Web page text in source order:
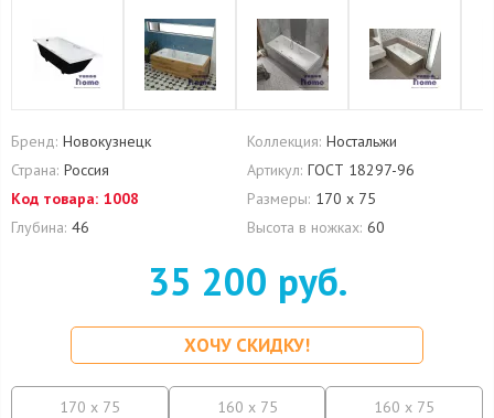
Бренд: Новокузнецк Коллекция: Ностальжи
Страна: Россия Артикул: ГОСТ 18297-96
Код товара: 1008 Размеры: 170 х 75
Глубина: 46 Высота в ножках: 60
35 200 руб.
ХОЧУ СКИДКУ!
170 x 75 160 x 75 160 x 75